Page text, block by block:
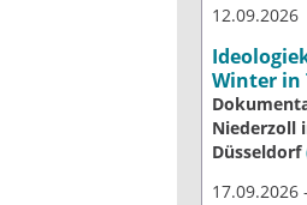
12.09.2026
Winter in
Niederzoll
Düsseldorf
17.09.2026